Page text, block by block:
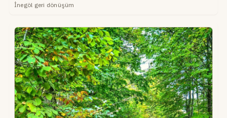
İnegöl geri dönüşüm